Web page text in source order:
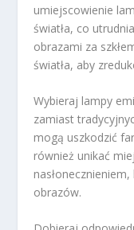
umiejscowienie
światła, co
obrazami za
światła, aby
Wybieraj lampy
zamiast
mogą uszkodzić
również unikać
obrazów.